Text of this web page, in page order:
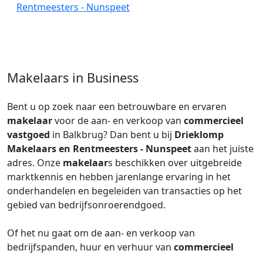
Rentmeesters - Nunspeet
Makelaars in Business
Bent u op zoek naar een betrouwbare en ervaren
makelaarvoor de aan- en verkoop van commercieel
vastgoed in Balkbrug? Dan bent u bij Drieklomp
Makelaars en Rentmeesters - Nunspeetaan het juiste
adres. Onze makelaars beschikken over uitgebreide
marktkennis en hebben jarenlange ervaring in het
onderhandelen en begeleiden van transacties op het
gebied van bedrijfsonroerendgoed.
Of het nu gaat om de aan- en verkoop van
bedrijfspanden, huur en verhuur van commercieel